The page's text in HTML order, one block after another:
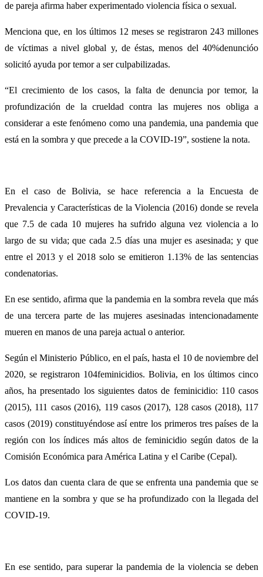
de pareja afirma haber experimentado violencia física o sexual.
Menciona que, en los últimos 12 meses se registraron 243 millones
de víctimas a nivel global y, de éstas, menos del 40%denuncióo
solicitó ayuda por temor a ser culpabilizadas.
“El crecimiento de los casos, la falta de denuncia por temor, la
profundización de la crueldad contra las mujeres nos obliga a
considerar a este fenómeno como una pandemia, una pandemia que
está en la sombra y que precede a la COVID-19”, sostiene la nota.
En el caso de Bolivia, se hace referencia a la Encuesta de
Prevalencia y Características de la Violencia (2016) donde se revela
que 7.5 de cada 10 mujeres ha sufrido alguna vez violencia a lo
largo de su vida; que cada 2.5 días una mujer es asesinada; y que
entre el 2013 y el 2018 solo se emitieron 1.13% de las sentencias
condenatorias.
En ese sentido, afirma que la pandemia en la sombra revela que más
de una tercera parte de las mujeres asesinadas intencionadamente
mueren en manos de una pareja actual o anterior.
Según el Ministerio Público, en el país, hasta el 10 de noviembre del
2020, se registraron 104feminicidios. Bolivia, en los últimos cinco
años, ha presentado los siguientes datos de feminicidio: 110 casos
(2015), 111 casos (2016), 119 casos (2017), 128 casos (2018), 117
casos (2019) constituyéndose así entre los primeros tres países de la
región con los índices más altos de feminicidio según datos de la
Comisión Económica para América Latina y el Caribe (Cepal).
Los datos dan cuenta clara de que se enfrenta una pandemia que se
mantiene en la sombra y que se ha profundizado con la llegada del
COVID-19.
En ese sentido, para superar la pandemia de la violencia se deben